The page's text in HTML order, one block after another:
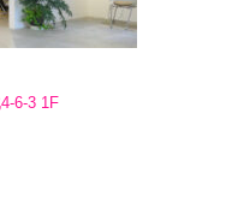
6-3 1F